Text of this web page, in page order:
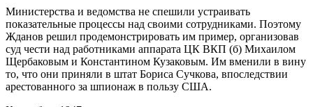
Министерства и ведомства не спешили устраивать
показательные процессы над своими сотрудниками. Поэтому
Жданов решил продемонстрировать им пример, организовав
суд чести над работниками аппарата ЦК ВКП (б) Михаилом
Щербаковым и Константином Кузаковым. Им вменили в вину
то, что они приняли в штат Бориса Сучкова, впоследствии
арестованного за шпионаж в пользу США.